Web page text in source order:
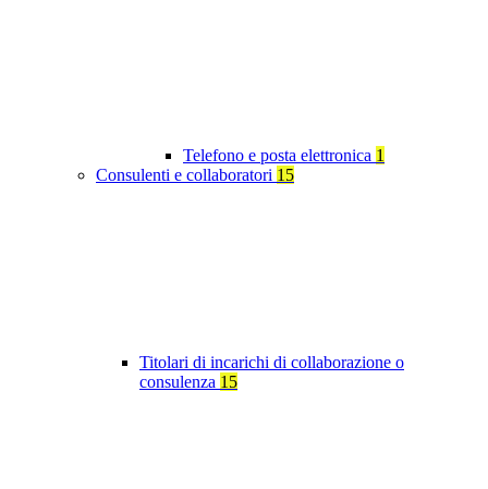
Telefono e posta elettronica 1
Consulenti e collaboratori 15
Titolari di incarichi di collaborazione o
consulenza 15